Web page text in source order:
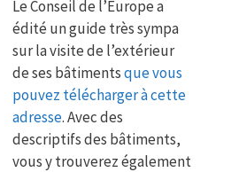
Le Conseil de l’Europe a
édité un guide très sympa
sur la visite de l’extérieur
de ses bâtimentsque vous
pouvez télécharger à cette
adresse. Avec des
descriptifs des bâtiments,
vous y trouverez également